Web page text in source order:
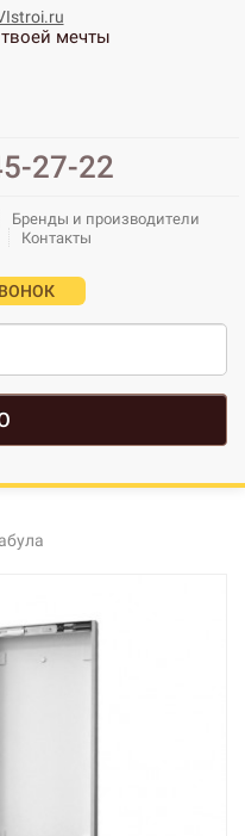
мечты
27-22
Бренды и производители
Контакты